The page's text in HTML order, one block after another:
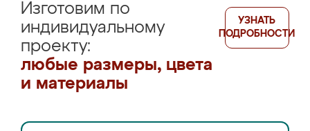
Изготовим по
индивидуальному
проекту:
любые размеры, цвета
и материалы
УЗНАТЬ
ПОДРОБНОСТИ